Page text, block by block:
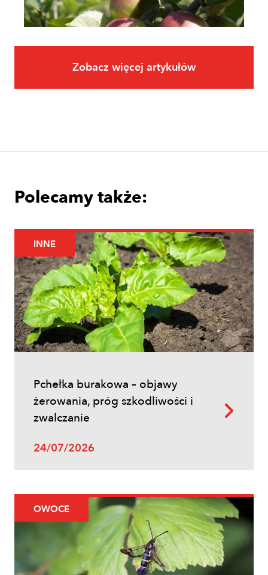
Uprawy polowe
Łokaś garbatek – jak rozpoznać
szkodnika i ograniczyć szkody w
Uprawy polowe
Ochrona fungicydowa zbóż – program
zabiegów, terminy i skuteczna strategia
ochrony
Zobacz więcej artykułów
Polecamy także:
INNE
Pchełka burakowa – objawy
żerowania, próg szkodliwości i
zwalczanie
24/07/2026
OWOCE